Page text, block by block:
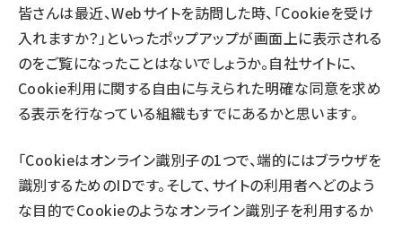
皆さんは最近、Webサイトを訪問した時、「Cookieを受け
入れますか？」といったポップアップが画面上に表示される
のをご覧になったことはないでしょうか。自社サイトに、
Cookie利用に関する自由に与えられた明確な同意を求め
る表示を行なっている組織もすでにあるかと思います。
「Cookieはオンライン識別子の1つで、端的にはブラウザを
識別するためのIDです。そして、サイトの利用者へどのよう
な目的でCookieのようなオンライン識別子を利用するか